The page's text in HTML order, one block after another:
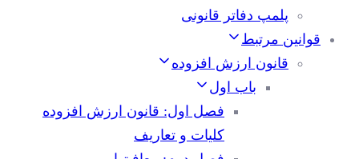
پلمپ دفاتر قانونی
قوانین مرتبط
قانون ارزش افزوده
باب اول
فصل اول: قانون ارزش افزوده
کلیات و تعاریف